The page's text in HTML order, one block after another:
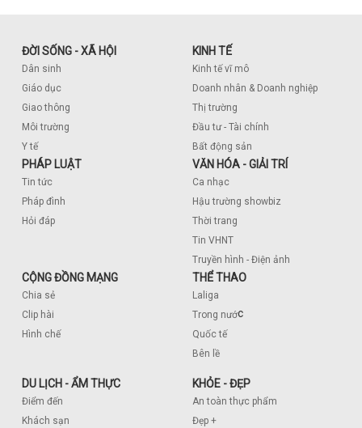
ĐỜI SỐNG - XÃ HỘI
Dân sinh
Giáo dục
Giao thông
Môi trường
Y tế
KINH TẾ
Kinh tế vĩ mô
Doanh nhân & Doanh nghiệp
Thị trường
Đầu tư - Tài chính
Bất động sản
PHÁP LUẬT
Tin tức
Pháp đình
Hỏi đáp
VĂN HÓA - GIẢI TRÍ
Ca nhạc
Hậu trường showbiz
Thời trang
Tin VHNT
Truyền hình - Điện ảnh
CỘNG ĐỒNG MẠNG
Chia sẻ
Clip hài
Hình chế
THỂ THAO
Laliga
Trong nước
Quốc tế
Bên lề
DU LỊCH - ẨM THỰC
Điểm đến
Khách sạn
KHỎE - ĐẸP
An toàn thực phẩm
Đẹp +